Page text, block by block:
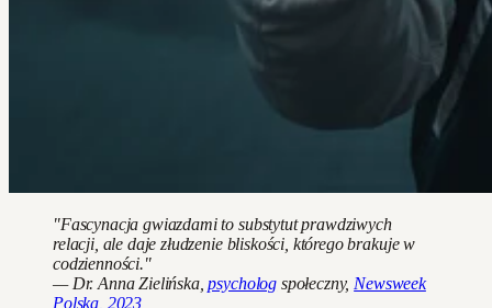
"Fascynacja gwiazdami to substytut prawdziwych
relacji, ale daje złudzenie bliskości, którego brakuje w
codzienności."
— Dr. Anna Zielińska,psycholog społeczny, Newsweek
Polska, 2023